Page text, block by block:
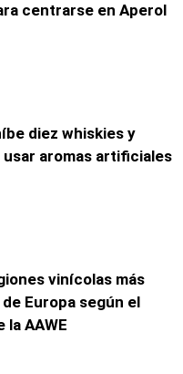
centrarse en Aperol
diez whiskies y
aromas artificiales
vinícolas más
Europa según el
la AAWE